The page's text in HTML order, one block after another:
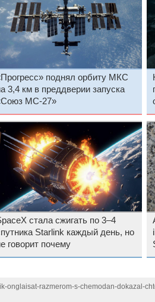
поднял орбиту МКС
3,4 км в преддверии запуска
МС-27»
стала сжигать по 3–4
Starlink каждый день, но
говорит почему
onglaisat-razmerom-s-chemodan-dokazal-